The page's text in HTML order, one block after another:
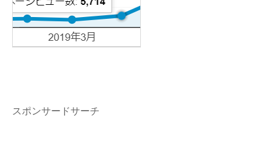
スポンサードサーチ